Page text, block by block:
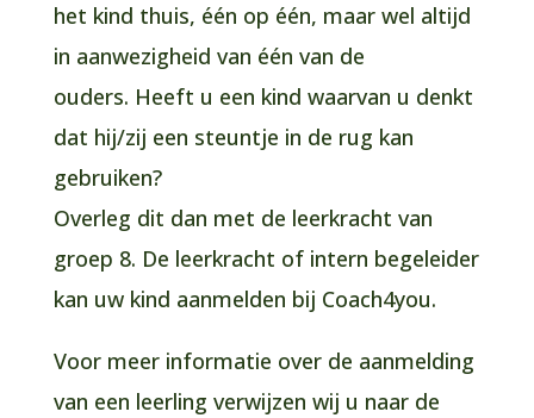
het kind thuis, één op één, maar wel altijd
in aanwezigheid van één van de
ouders. Heeft u een kind waarvan u denkt
dat hij/zij een steuntje in de rug kan
gebruiken?
Overleg dit dan met de leerkracht van
groep 8. De leerkracht of intern begeleider
kan uw kind aanmelden bij Coach4you.
Voor meer informatie over de aanmelding
van een leerling verwijzen wij u naar de